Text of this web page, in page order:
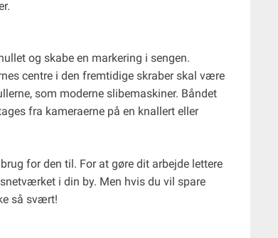
og skabe en markering i sengen.
centre i den fremtidige skraber skal være
som moderne slibemaskiner. Båndet
fra kameraerne på en knallert eller
for den til. For at gøre dit arbejde lettere
i din by. Men hvis du vil spare
så svært!